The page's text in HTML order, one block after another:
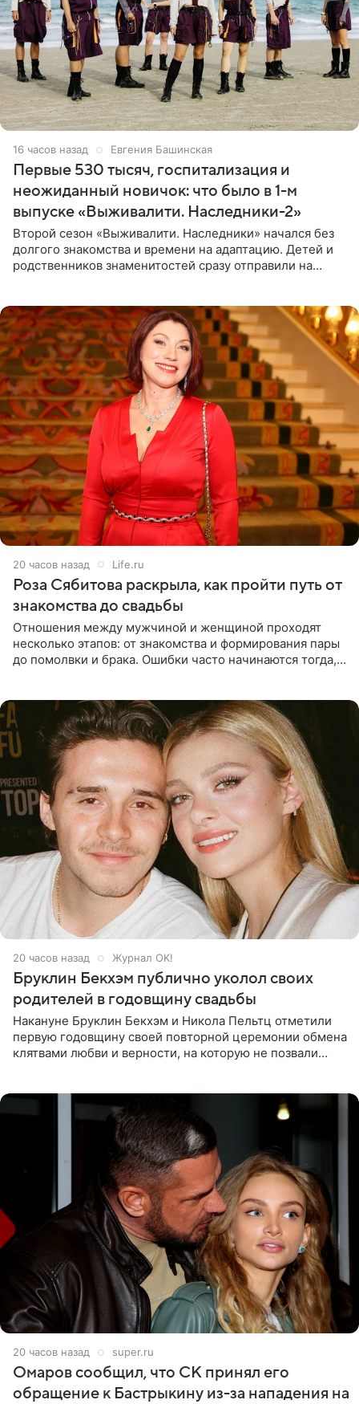
16 часов назад Евгения Башинская
Первые 530 тысяч, госпитализация и
неожиданный новичок: что было в 1-м
выпуске «Выживалити. Наследники-2»
Второй сезон «Выживалити. Наследники» начался без
долгого знакомства и времени на адаптацию. Детей и
родственников знаменитостей сразу отправили на
20 часов назад Life.ru
Роза Сябитова раскрыла, как пройти путь от
знакомства до свадьбы
Отношения между мужчиной и женщиной проходят
несколько этапов: от знакомства и формирования пары
до помолвки и брака. Ошибки часто начинаются тогда,
20 часов назад Журнал OK!
Бруклин Бекхэм публично уколол своих
родителей в годовщину свадьбы
Накануне Бруклин Бекхэм и Никола Пельтц отметили
первую годовщину своей повторной церемонии обмена
клятвами любви и верности, на которую не позвали
20 часов назад super.ru
Омаров сообщил, что СК принял его
обращение к Бастрыкину из-за нападения на